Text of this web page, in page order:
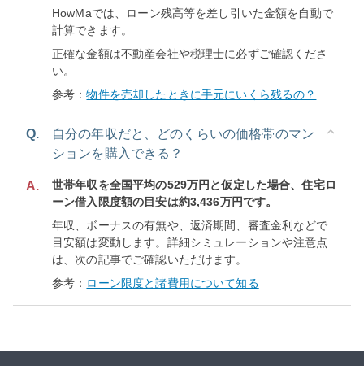
HowMaでは、ローン残高等を差し引いた金額を自動で
計算できます。
正確な金額は不動産会社や税理士に必ずご確認くださ
い。
参考：物件を売却したときに手元にいくら残るの？
Q.
自分の年収だと、どのくらいの価格帯のマン
ションを購入できる？
A.
世帯年収を全国平均の529万円と仮定した場合、住宅ロ
ーン借入限度額の目安は約3,436万円です。
年収、ボーナスの有無や、返済期間、審査金利などで
目安額は変動します。詳細シミュレーションや注意点
は、次の記事でご確認いただけます。
参考： ローン限度と諸費用について知る